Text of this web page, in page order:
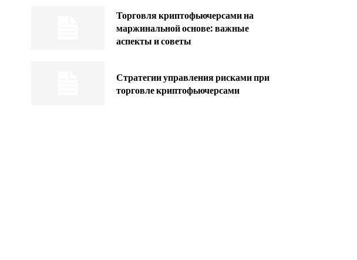
Торговля криптофьючерсами на
маржинальной основе: важные
аспекты и советы
Стратегии управления рисками при
торговле криптофьючерсами